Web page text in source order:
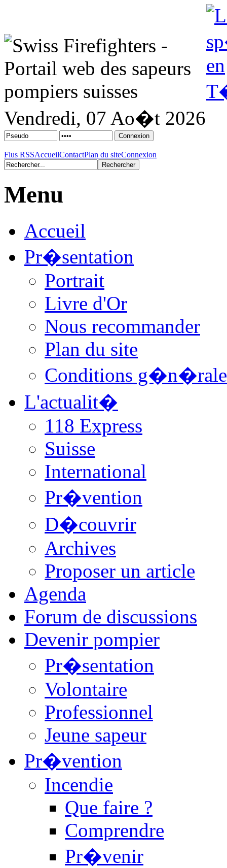
Vendredi, 07 Ao�t 2026
Flus RSSAccueilContactPlan du siteConnexion
Menu
Accueil
Pr�sentation
Portrait
Livre d'Or
Nous recommander
Plan du site
Conditions
L'actualit�
118 Express
Suisse
International
Pr�vention
D�couvrir
Archives
Proposer un article
Agenda
Forum de discussions
Devenir pompier
Pr�sentation
Volontaire
Professionnel
Jeune sapeur
Pr�vention
Incendie
Que faire ?
Comprendre
Pr�venir